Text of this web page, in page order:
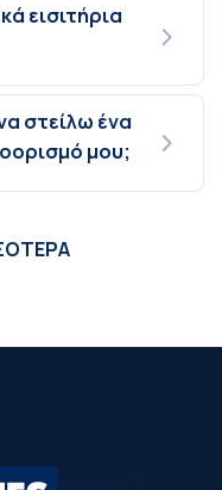
εισιτήρια
στείλω ένα
μου;